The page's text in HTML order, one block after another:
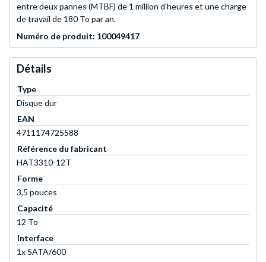
entre deux pannes (MTBF) de 1 million d'heures et une charge
de travail de 180 To par an.
Numéro de produit: 100049417
Détails
Type
Disque dur
EAN
4711174725588
Référence du fabricant
HAT3310-12T
Forme
3,5 pouces
Capacité
12 To
Interface
1x SATA/600